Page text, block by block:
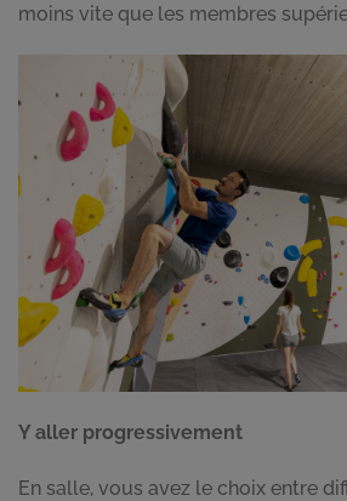
moins vite que les membres
Y aller progressivement
En salle, vous avez le choix entre